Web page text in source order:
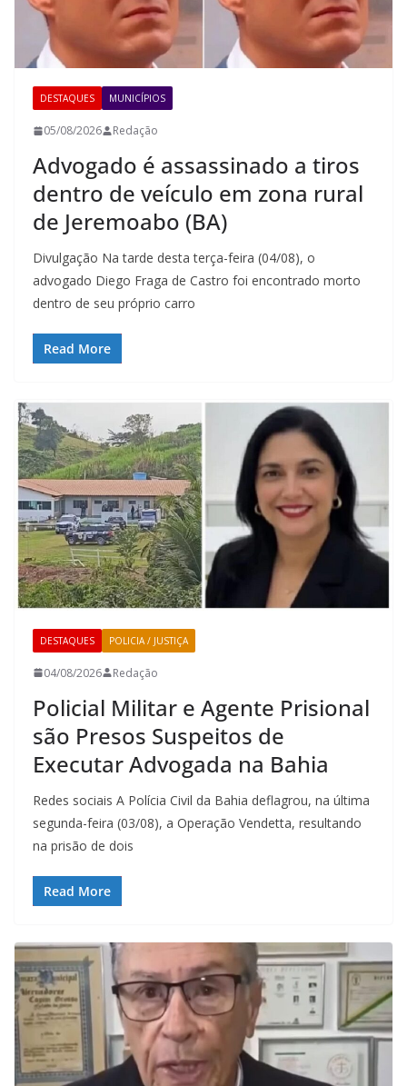
DESTAQUES MUNICÍPIOS
05/08/2026 Redação
Advogado é assassinado a tiros
dentro de veículo em zona rural
de Jeremoabo (BA)
Divulgação Na tarde desta terça-feira (04/08), o
advogado Diego Fraga de Castro foi encontrado morto
dentro de seu próprio carro
Read More
DESTAQUES POLICIA / JUSTIÇA
04/08/2026 Redação
Policial Militar e Agente Prisional
são Presos Suspeitos de
Executar Advogada na Bahia
Redes sociais A Polícia Civil da Bahia deflagrou, na última
segunda-feira (03/08), a Operação Vendetta, resultando
na prisão de dois
Read More